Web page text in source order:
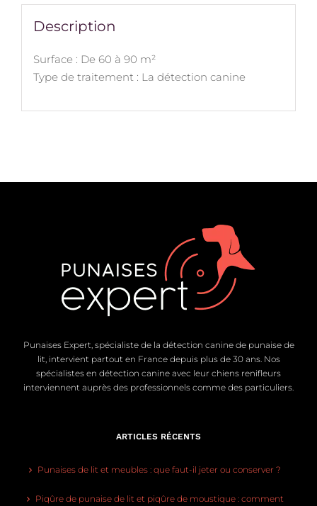
Description
Surface : De 60 à 90 m²
Type de traitement : La détection canine
Punaises Expert, spécialiste de la détection canine de punaise de
lit, intervient partout en France depuis plus de 30 ans. Nos
spécialistes en détection canine avec leur chiens renifleurs
interviennent auprès des professionnels comme des particuliers.
ARTICLES RÉCENTS
Punaises de lit et meubles : que faut-il jeter ou conserver ?
Piqûre de punaise de lit et piqûre de moustique : comment